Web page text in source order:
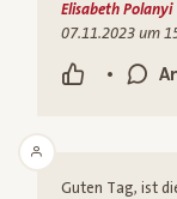
•
Elisabeth Polanyi
07.11.2023 um
Guten Tag, ist